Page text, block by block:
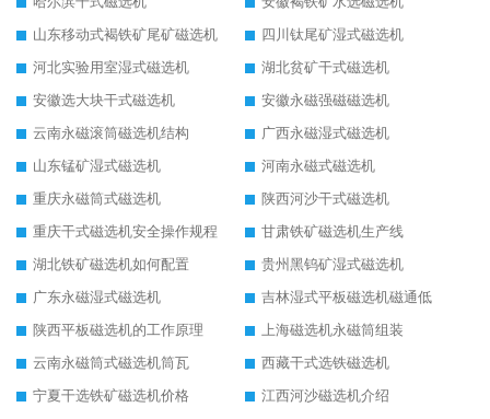
山东移动式褐铁矿尾矿磁选机
四川钛尾矿湿式磁选机
河北实验用室湿式磁选机
湖北贫矿干式磁选机
安徽选大块干式磁选机
安徽永磁强磁磁选机
云南永磁滚筒磁选机结构
广西永磁湿式磁选机
山东锰矿湿式磁选机
河南永磁式磁选机
重庆永磁筒式磁选机
陕西河沙干式磁选机
重庆干式磁选机安全操作规程
甘肃铁矿磁选机生产线
湖北铁矿磁选机如何配置
贵州黑钨矿湿式磁选机
广东永磁湿式磁选机
吉林湿式平板磁选机磁通低
陕西平板磁选机的工作原理
上海磁选机永磁筒组装
云南永磁筒式磁选机筒瓦
西藏干式选铁磁选机
宁夏干选铁矿磁选机价格
江西河沙磁选机介绍